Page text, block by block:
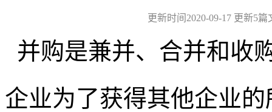
更新时间2020-09-17 更新5
并购是兼并、合并和收
企业为了获得其他企业